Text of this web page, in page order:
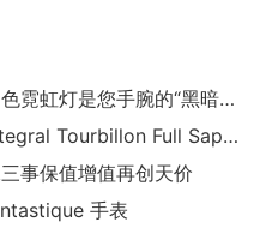
介绍HYT Moon Runner 白色霓虹灯是您手腕的“黑暗模式”
动手：Hublot Big Bang Integral Tourbillon Full Sapphire 手表
事保值增值再创天价
手表